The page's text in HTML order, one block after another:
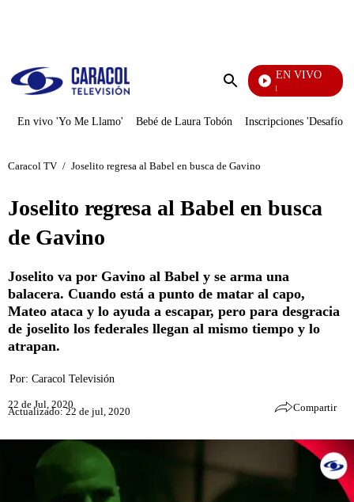
Enviar
EN VIVO
Noticias Caracol
En vivo 'Yo Me Llamo' Bebé de Laura Tobón Inscripciones 'Desafío'
Caracol TV / Joselito regresa al Babel en busca de Gavino
Joselito regresa al Babel en busca
de Gavino
Joselito va por Gavino al Babel y se arma una
balacera. Cuando está a punto de matar al capo,
Mateo ataca y lo ayuda a escapar, pero para desgracia
de joselito los federales llegan al mismo tiempo y lo
atrapan.
Por: Caracol Televisión
22 de Jul, 2020
Actualizado: 22 de jul, 2020 Compartir